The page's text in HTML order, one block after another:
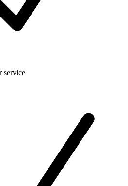
service